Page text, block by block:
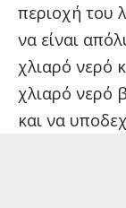
περιοχή του
να είναι
χλιαρό νερό
χλιαρό νερό
και να